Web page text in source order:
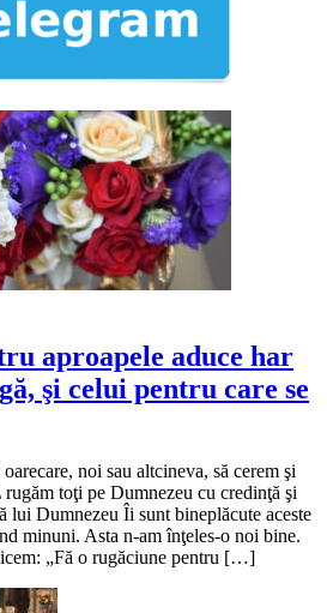
aproapele aduce har
şi celui pentru care se
noi sau altcineva, să cerem şi
toţi pe Dumnezeu cu credinţă şi
lui Dumnezeu Îi sunt bineplăcute aceste
minuni. Asta n-am înţeles-o noi bine.
„Fă o rugăciune pentru […]